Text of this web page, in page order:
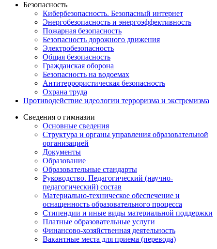
Безопасность
Кибербезопасность. Безопасный интернет
Энергобезопасность и энергоэффективность
Пожарная безопасность
Безопасность дорожного движения
Электробезопасность
Общая безопасность
Гражданская оборона
Безопасность на водоемах
Антитеррористическая безопасность
Охрана труда
Противодействие идеологии терроризма и экстремизма
Сведения о гимназии
Основные сведения
Структура и органы управления образовательной
организацией
Документы
Образование
Образовательные стандарты
Руководство. Педагогический (научно-
педагогический) состав
Материально-техническое обеспечение и
оснащенность образовательного процесса
Стипендии и иные виды материальной поддержки
Платные образовательные услуги
Финансово-хозяйственная деятельность
Вакантные места для приема (перевода)